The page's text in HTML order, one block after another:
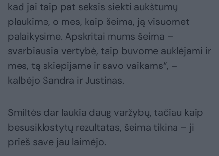
kad jai taip pat seksis siekti aukštumų
plaukime, o mes, kaip šeima, ją visuomet
palaikysime. Apskritai mums šeima –
svarbiausia vertybė, taip buvome auklėjami ir
mes, tą skiepijame ir savo vaikams“, –
kalbėjo Sandra ir Justinas.
Smiltės dar laukia daug varžybų, tačiau kaip
besusiklostytų rezultatas, šeima tikina – ji
prieš save jau laimėjo.